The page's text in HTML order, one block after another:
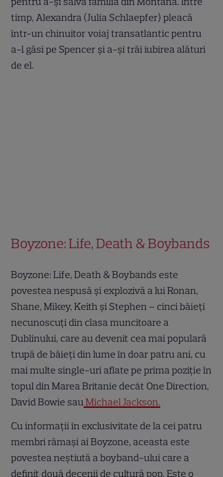
timp, Alexandra (Julia Schlaepfer) pleacă
într-un chinuitor voiaj transatlantic pentru
a-l găsi pe Spencer și a-și trăi iubirea alături
de el.
Boyzone: Life, Death & Boybands
Boyzone: Life, Death & Boybands este
povestea nespusă și explozivă a lui Ronan,
Shane, Mikey, Keith și Stephen – cinci băieți
necunoscuți din clasa muncitoare a
Dublinului, care au devenit cea mai populară
trupă de băieți din lume în doar patru ani, cu
mai multe single-uri aflate pe prima poziție în
topul din Marea Britanie decât One Direction,
David Bowie sau Michael Jackson.
Cu informații în exclusivitate de la cei patru
membri rămași ai Boyzone, aceasta este
povestea neștiută a boyband-ului care a
definit două decenii de cultură pop. Este o